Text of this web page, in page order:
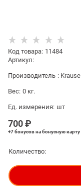
Код товара: 11484
Артикул:
Производитель : Krause
Вес: 0 кг.
Ед. измерения: шт
700 ₽
+7 бонусовна бонусную карту
Количество: